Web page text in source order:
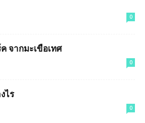
0
จากมะเขือเทศ
0
ไร
0